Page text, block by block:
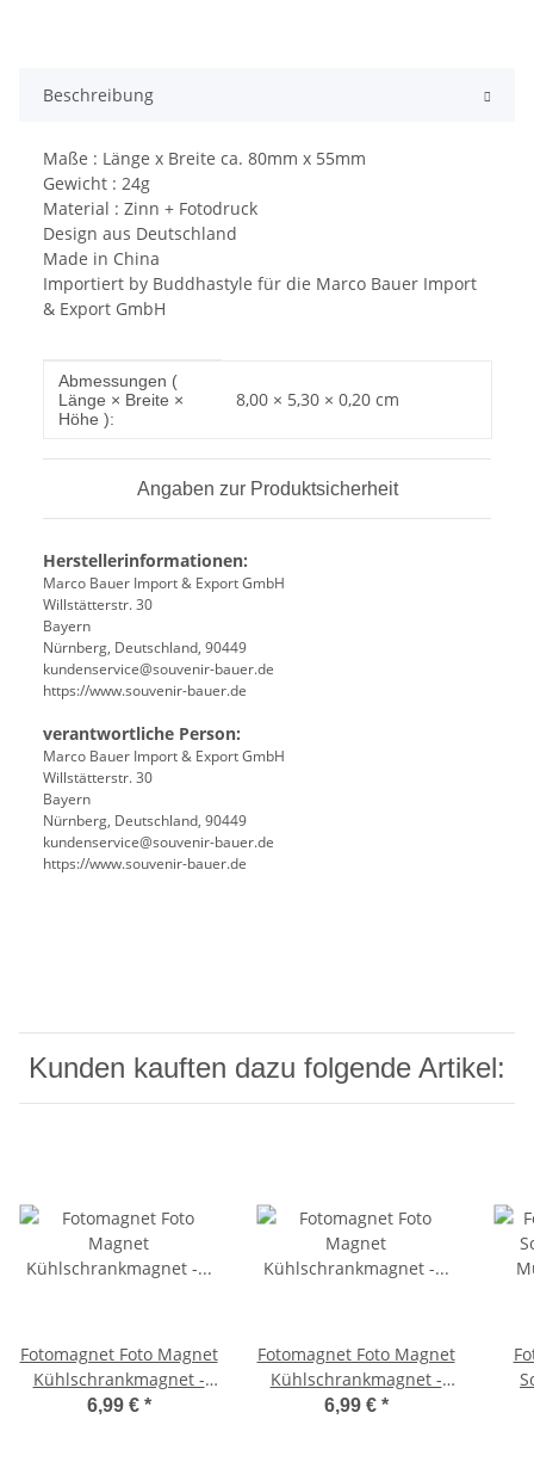
Beschreibung
Maße : Länge x Breite ca. 80mm x 55mm
Gewicht : 24g
Material : Zinn + Fotodruck
Design aus Deutschland
Made in China
Importiert by Buddhastyle für die Marco Bauer Import
& Export GmbH
Produkteigenschaft
Wert
Abmessungen (
Länge × Breite ×
Höhe ):
8,00 × 5,30 × 0,20 cm
Angaben zur Produktsicherheit
Herstellerinformationen:
Marco Bauer Import & Export GmbH
Willstätterstr. 30
Bayern
Nürnberg, Deutschland, 90449
kundenservice@souvenir-bauer.de
https://www.souvenir-bauer.de
verantwortliche Person:
Marco Bauer Import & Export GmbH
Willstätterstr. 30
Bayern
Nürnberg, Deutschland, 90449
kundenservice@souvenir-bauer.de
https://www.souvenir-bauer.de
Kunden kauften dazu folgende Artikel:
Fotomagnet Foto Magnet
Kühlschrankmagnet -
München Postkarte Bunt
6,99 € *
Fotomagnet Foto Magnet
Kühlschrankmagnet -
München
6,99 € *